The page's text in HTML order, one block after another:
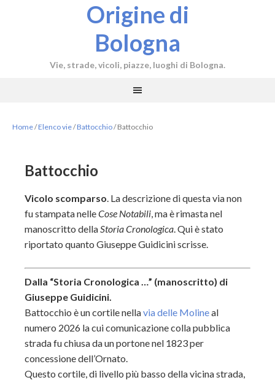
Origine di
Bologna
Vie, strade, vicoli, piazze, luoghi di Bologna.
Home/Elenco vie/Battocchio/Battocchio
Battocchio
Vicolo scomparso. La descrizione di questa via non
fu stampata nelleCose Notabili, ma è rimasta nel
manoscritto dellaStoria Cronologica. Qui è stato
riportato quanto Giuseppe Guidicini scrisse.
Dalla “Storia Cronologica …” (manoscritto) di
Giuseppe Guidicini.
Battocchio è un cortile nellavia delle Molineal
numero 2026 la cui comunicazione colla pubblica
strada fu chiusa da un portone nel 1823 per
concessione dell’Ornato.
Questo cortile, di livello più basso della vicina strada,